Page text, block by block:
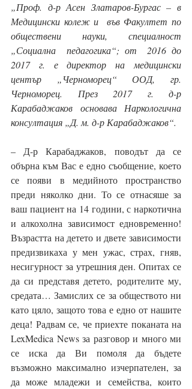
„Проф. д-р Асен Златаров-Бургас – в
Медицински колеж и  във Факултет по
обществени науки, специалност
„Социална  педагогика“; от  2016 до
2017 г. е директор на медицински
център „Черноморец“ ООД, гр.
Черноморец. През 2017 г. д-р
Карабаджаков основава Наркологична
консултация „Д. м. д-р Карабаджаков“.
– Д-р Карабаджаков, поводът да се
обърна към Вас е едно съобщение, което
се появи в медийното пространство
преди няколко дни. То се отнасяше за
ваш пациент на 14 години, с наркотична
и алкохолна зависимост едновременно!
Възрастта на детето и двете зависимости
предизвикаха у мен ужас, страх, гняв,
несигурност за утрешния ден. Опитах се
да си представя детето, родителите му,
средата… Замислих се за обществото ни
като цяло, защото това е едно от нашите
деца! Радвам се, че приехте поканата на
LexMedica News за разговор и много ми
се иска да Ви помоля да бъдете
възможно максимално изчерпателен, за
да може младежи и семейства, които